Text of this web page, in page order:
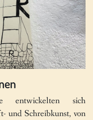
entwickelten sich
und Schreibkunst, von